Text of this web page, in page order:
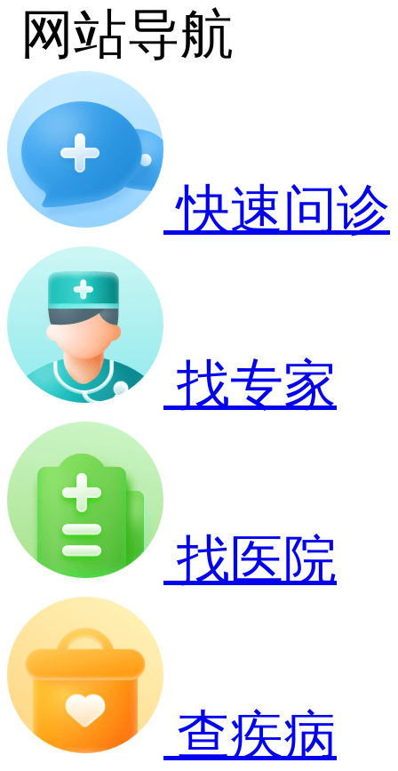
网站导航
快速问诊
找专家
找医院
查疾病